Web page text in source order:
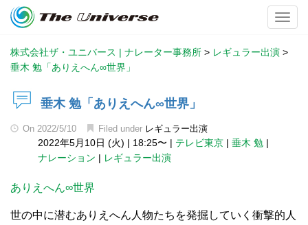
株式会社ザ・ユニバース | ナレーター事務所 > レギュラー出演 >
垂木 勉「ありえへん∞世界」
垂木 勉「ありえへん∞世界」
On 2022/5/10 Filed under レギュラー出演
2022年5月10日 (火) | 18:25〜 | テレビ東京 | 垂木 勉 |
ナレーション | レギュラー出演
ありえへん∞世界
世の中に潜むありえへん人物たちを発掘していく衝撃的人